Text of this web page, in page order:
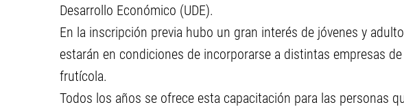
Desarrollo Económico (UDE).
En la inscripción previa hubo un gran interés de jóvenes y
estarán en condiciones de incorporarse a distintas empresas
frutícola.
Todos los años se ofrece esta capacitación para las personas